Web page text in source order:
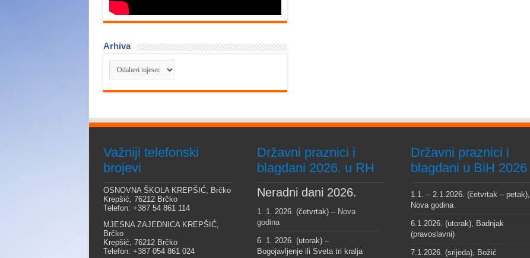
Arhiva
Arhiva
Važniji telefonski
brojevi
OSNOVNA ŠKOLA KREPŠIĆ, Brčko
Krepšić, 76212 Brčko
Telefon: +387 54 861 114
MJESNA ZAJEDNICA KREPŠIĆ,
Brčko
Krepšić, 76212 Brčko
Telefon: +387 054 861 024
Državni praznici i
blagdani 2026. u RH
Neradni dani 2026.
1. 1. 2026. (četvrtak) – Nova
godina
6. 1. 2026. (utorak) –
Bogojavljenje ili Sveta tri kralja
Državni praznici i
blagdani u BiH 2026
1.1. – 2.1.2026. (četvrtak – petak),
Nova godina
6.1.2026. (utorak), Badnjak
(pravoslavni)
7.1.2026. (srijeda), Božić